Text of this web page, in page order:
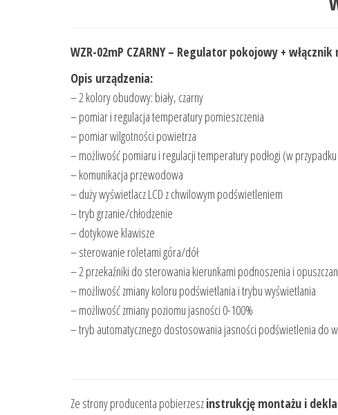
WZR-02mP CZARNY – Regulator pokojowy +
Opis urządzenia:
– 2 kolory obudowy: biały, czarny
– pomiar i regulacja temperatury pomieszczenia
– pomiar wilgotności powietrza
– możliwość pomiaru i regulacji temperatury podłogi (w
– komunikacja przewodowa
– duży wyświetlacz LCD z chwilowym podświetleniem
– tryb grzanie/chłodzenie
– dotykowe klawisze
– sterowanie roletami góra/dół
– 2 przekaźniki do sterowania kierunkami podnoszenia i
– możliwość zmiany koloru podświetlania i trybu wyświetlania
– możliwość zmiany poziomu jasności 0-100%
– tryb automatycznego dostosowania jasności podświetlenia do
Ze strony producenta pobierzeszinstrukcję montażu i